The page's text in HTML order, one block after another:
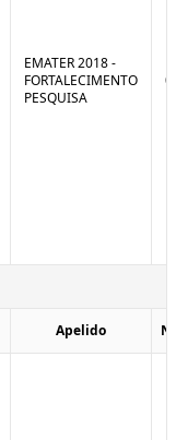
EMATER 2018 -
FORTALECIMENTO
PESQUISA
Apelido